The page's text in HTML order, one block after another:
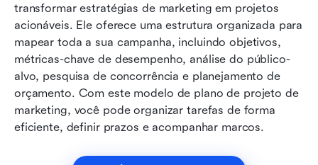
transformar estratégias de marketing em projetos
acionáveis. Ele oferece uma estrutura organizada para
mapear toda a sua campanha, incluindo objetivos,
métricas-chave de desempenho, análise do público-
alvo, pesquisa de concorrência e planejamento de
orçamento. Com este modelo de plano de projeto de
marketing, você pode organizar tarefas de forma
eficiente, definir prazos e acompanhar marcos.